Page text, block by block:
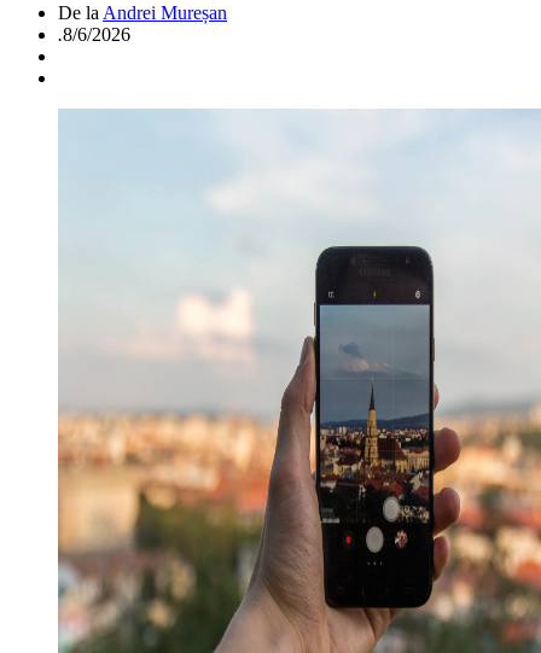
De la Andrei Mureșan
.8/6/2026